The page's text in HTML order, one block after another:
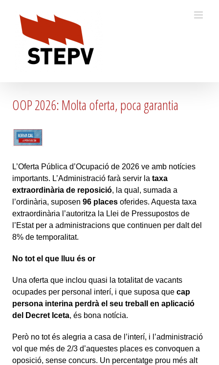
content
OOP 2026: Molta oferta, poca garantia
L’Oferta Pública d’Ocupació de 2026 ve amb notícies
importants. L’Administració farà servir la taxa
extraordinària de reposició, la qual, sumada a
l’ordinària, suposen 96 places oferides. Aquesta taxa
extraordinària l’autoritza la Llei de Pressupostos de
l’Estat per a administracions que continuen per dalt del
8% de temporalitat.
No tot el que lluu és or
Una oferta que inclou quasi la totalitat de vacants
ocupades per personal interí, i que suposa que cap
persona interina perdrà el seu treball en aplicació
del Decret Iceta, és bona notícia.
Però no tot és alegria a casa de l’interí, i l’administració
vol que més de 2/3 d’aquestes places es convoquen a
oposició, sense concurs. Un percentatge prou més alt